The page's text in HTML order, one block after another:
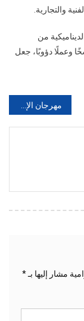
والتجارية.
من
وعملًا دؤوبًا، جعل
مشار إليها بـ*